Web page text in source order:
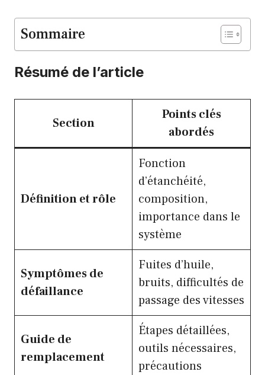
Sommaire
Résumé de l’article
Section
Points clés
abordés
Définition et rôle
Fonction
d’étanchéité,
composition,
importance dans le
système
Symptômes de
défaillance
Fuites d’huile,
bruits, difficultés de
passage des vitesses
Guide de
remplacement
Étapes détaillées,
outils nécessaires,
précautions